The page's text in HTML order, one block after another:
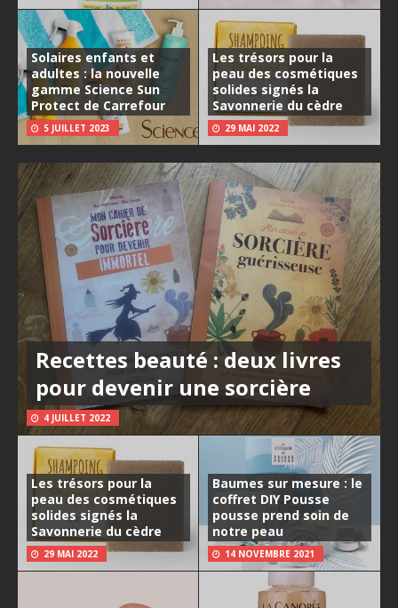
Solaires enfants et
adultes : la nouvelle
gamme Science Sun
Protect de Carrefour
5 JUILLET 2023
Les trésors pour la
peau des cosmétiques
solides signés la
Savonnerie du cèdre
29 MAI 2022
Recettes beauté : deux livres
pour devenir une sorcière
4 JUILLET 2022
Les trésors pour la
peau des cosmétiques
solides signés la
Savonnerie du cèdre
29 MAI 2022
Baumes sur mesure : le
coffret DIY Pousse
pousse prend soin de
notre peau
14 NOVEMBRE 2021